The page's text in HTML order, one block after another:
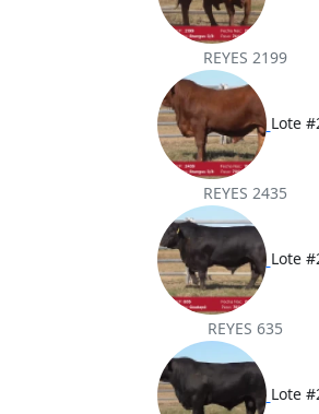
REYES 2199
Lote
REYES 2435
Lote
REYES 635
Lote